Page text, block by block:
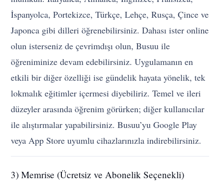
İspanyolca, Portekizce, Türkçe, Lehçe, Rusça, Çince ve
Japonca gibi dilleri öğrenebilirsiniz. Dahası ister online
olun isterseniz de çevrimdışı olun, Busuu ile
öğreniminize devam edebilirsiniz. Uygulamanın en
etkili bir diğer özelliği ise gündelik hayata yönelik, tek
lokmalık eğitimler içermesi diyebiliriz. Temel ve ileri
düzeyler arasında öğrenim görürken; diğer kullanıcılar
ile alıştırmalar yapabilirsiniz. Busuu’yu Google Play
veya App Store uyumlu cihazlarınızla indirebilirsiniz.
3) Memrise (Ücretsiz ve Abonelik Seçenekli)